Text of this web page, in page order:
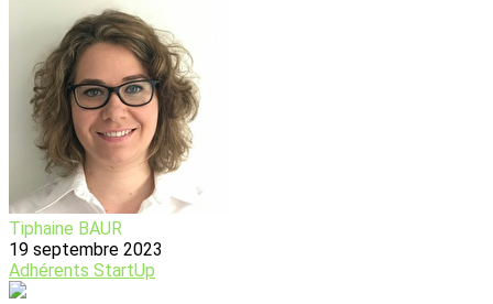
Tiphaine BAUR
19 septembre 2023
Adhérents StartUp